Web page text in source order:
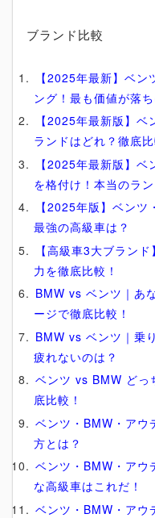
ブランド比較
【2025年最新】ベン
ング！最も価値が落
【2025年最新版】ベ
ランドはどれ？徹底比
【2025年最新版】ベ
を格付け！本当のラ
【2025年版】ベンツ
最強の高級車は？
【高級車3大ブラン
力を徹底比較！
BMW vs ベンツ｜あ
ージで徹底比較！
BMW vs ベンツ｜乗
疲れないのは？
ベンツ vs BMW どっ
底比較！
ベンツ・BMW・アウ
方とは？
ベンツ・BMW・アウ
な高級車はこれだ！
ベンツ・BMW・アウ